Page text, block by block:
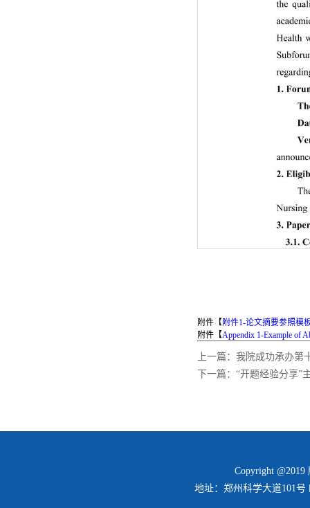
附件【附件1-论文摘要参照模
附件【Appendix 1-Example of
上一篇： 我院成功承办第
下一篇： “开题经验分享”
Copyright
地址：郑州科学大道101号